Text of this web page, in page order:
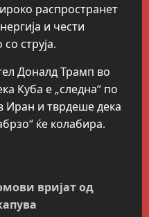
распространет
и чести
струја.
Доналд Трамп во
Куба е „следна“ по
Иран и тврдеше дека
ќе колабира.
вријат од